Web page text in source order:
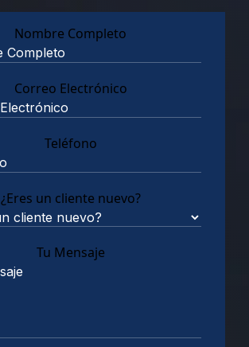
Nombre Completo
Correo Electrónico
Teléfono
¿Eres un cliente nuevo?
Tu Mensaje